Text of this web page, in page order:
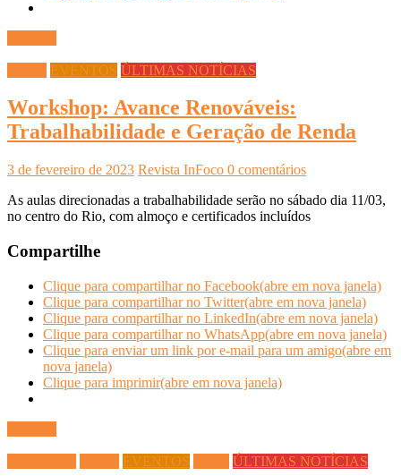
EVENTOS ÚLTIMAS NOTÍCIAS
Workshop: Avance Renováveis:
Trabalhabilidade e Geração de Renda
3 de fevereiro de 2023 Revista InFoco 0 comentários
As aulas direcionadas a trabalhabilidade serão no sábado dia 11/03,
no centro do Rio, com almoço e certificados incluídos
Compartilhe
Clique para compartilhar no Facebook(abre em nova janela)
Clique para compartilhar no Twitter(abre em nova janela)
Clique para compartilhar no LinkedIn(abre em nova janela)
Clique para compartilhar no WhatsApp(abre em nova janela)
Clique para enviar um link por e-mail para um amigo(abre em
nova janela)
Clique para imprimir(abre em nova janela)
EVENTOS ÚLTIMAS NOTÍCIAS